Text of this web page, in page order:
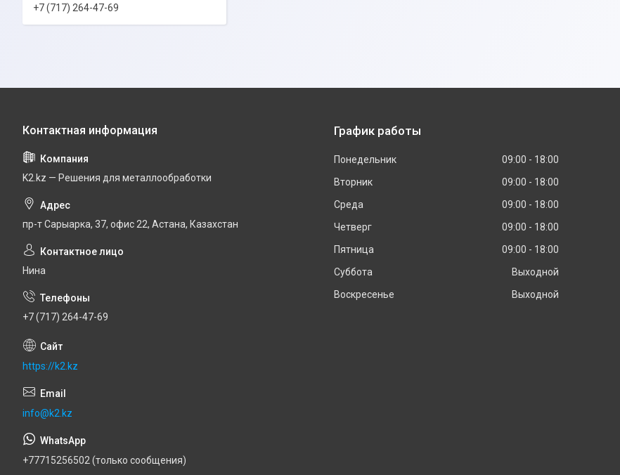
+7 (717) 264-47-69
K2.kz — Решения для металлообработки
пр-т Сарыарка, 37, офис 22, Астана, Казахстан
Нина
+7 (717) 264-47-69
https://k2.kz
info@k2.kz
+77715256502 (только сообщения)
График работы
Понедельник 09:00
18:00
Вторник
09:00
18:00
Среда
09:00
18:00
Четверг
09:00
18:00
Пятница
09:00
18:00
Суббота
Выходной
Воскресенье
Выходной